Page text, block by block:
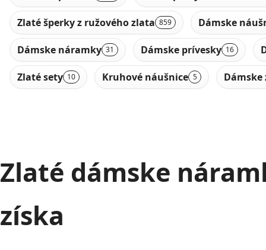
Zlaté šperky z ružového zlata 859 Dámske
Dámske náramky 31 Dámske prívesky 16
Zlaté sety 10 Kruhové náušnice 5
Zlaté dámske
získa